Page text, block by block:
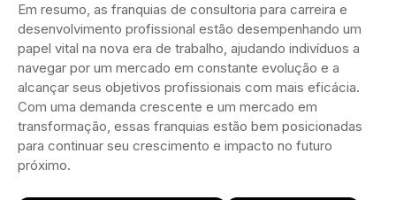
Em resumo, as franquias de consultoria para carreira e
desenvolvimento profissional estão desempenhando um
papel vital na nova era de trabalho, ajudando indivíduos a
navegar por um mercado em constante evolução e a
alcançar seus objetivos profissionais com mais eficácia.
Com uma demanda crescente e um mercado em
transformação, essas franquias estão bem posicionadas
para continuar seu crescimento e impacto no futuro
próximo.